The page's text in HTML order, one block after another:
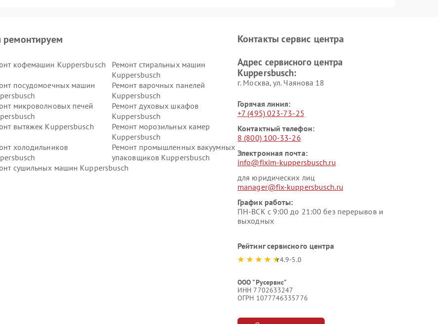
кофемашин Kuppersbusch
Ремонт стиральных машин
Kuppersbusch
посудомоечных машин
Ремонт варочных панелей
Kuppersbusch
микроволновых печей
Ремонт духовых шкафов
Kuppersbusch
вытяжек Kuppersbusch
Ремонт морозильных камер
Kuppersbusch
холодильников
Ремонт промышленных вакуумных
упаковщиков Kuppersbusch
сушильных машин Kuppersbusch
Контакты сервис центра
Адрес сервисного центра
Kuppersbusch:
г. Москва, ул. Чаянова 18
Горячая линия:
+7 (495) 023-73-25
Контактный телефон:
8 (800) 100-33-26
Электронная почта:
info@fixim-kuppersbusch.ru
для юридических лиц
manager@fix-kuppersbusch.ru
График работы:
ПН-ВСК с 9:00 до 21:00 без перерывов и
выходных
Рейтинг сервисного центра
4.9-5.0
ООО "Русервис"
ИНН 7702633247
ОГРН 1077746335776